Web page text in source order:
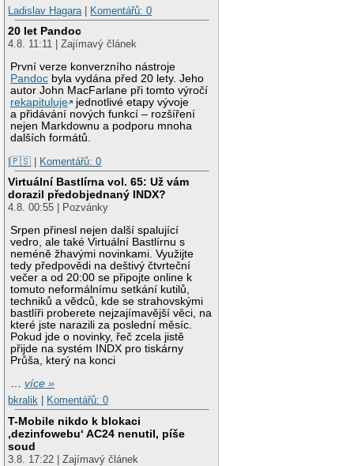
Ladislav Hagara | Komentářů: 0
20 let Pandoc
4.8. 11:11 | Zajímavý článek
První verze konverzního nástroje
Pandoc byla vydána před 20 lety. Jeho
autor John MacFarlane při tomto výročí
rekapituluje
jednotlivé etapy vývoje
a přidávání nových funkcí – rozšíření
nejen Markdownu a podporu mnoha
dalších formátů.
|🇵🇸 | Komentářů: 0
Virtuální Bastlírna vol. 65: Už vám
dorazil předobjednaný INDX?
4.8. 00:55 | Pozvánky
Srpen přinesl nejen další spalující
vedro, ale také Virtuální Bastlírnu s
neméně žhavými novinkami. Využijte
tedy předpovědi na deštivý čtvrteční
večer a od 20:00 se připojte online k
tomuto neformálnímu setkání kutilů,
techniků a vědců, kde se strahovskými
bastlíři proberete nejzajímavější věci, na
které jste narazili za poslední měsíc.
Pokud jde o novinky, řeč zcela jistě
přijde na systém INDX pro tiskárny
Průša, který na konci
…více »
bkralik
Komentářů: 0
T-Mobile nikdo k blokaci
‚dezinfowebu‘ AC24 nenutil, píše
soud
3.8. 17:22 | Zajímavý článek